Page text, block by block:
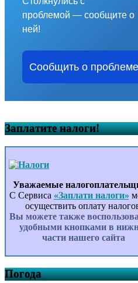
проблемой — сообщите о
ней!
Сообщить о проблеме
Заплатите налоги!
Уважаемые
С Сервиса «Заплати налоги»
осуществить оплату
Вы можете также
удобными кнопками в
части нашего сайта
Погода